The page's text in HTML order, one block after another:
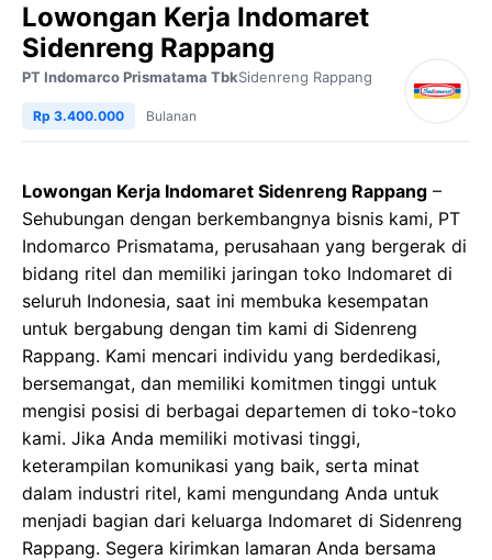
Lowongan Kerja Indomaret
Sidenreng Rappang
PT Indomarco Prismatama TbkSidenreng Rappang
Rp 3.400.000 Bulanan
Lowongan Kerja Indomaret Sidenreng Rappang –
Sehubungan dengan berkembangnya bisnis kami, PT
Indomarco Prismatama, perusahaan yang bergerak di
bidang ritel dan memiliki jaringan toko Indomaret di
seluruh Indonesia, saat ini membuka kesempatan
untuk bergabung dengan tim kami di Sidenreng
Rappang. Kami mencari individu yang berdedikasi,
bersemangat, dan memiliki komitmen tinggi untuk
mengisi posisi di berbagai departemen di toko-toko
kami. Jika Anda memiliki motivasi tinggi,
keterampilan komunikasi yang baik, serta minat
dalam industri ritel, kami mengundang Anda untuk
menjadi bagian dari keluarga Indomaret di Sidenreng
Rappang. Segera kirimkan lamaran Anda bersama